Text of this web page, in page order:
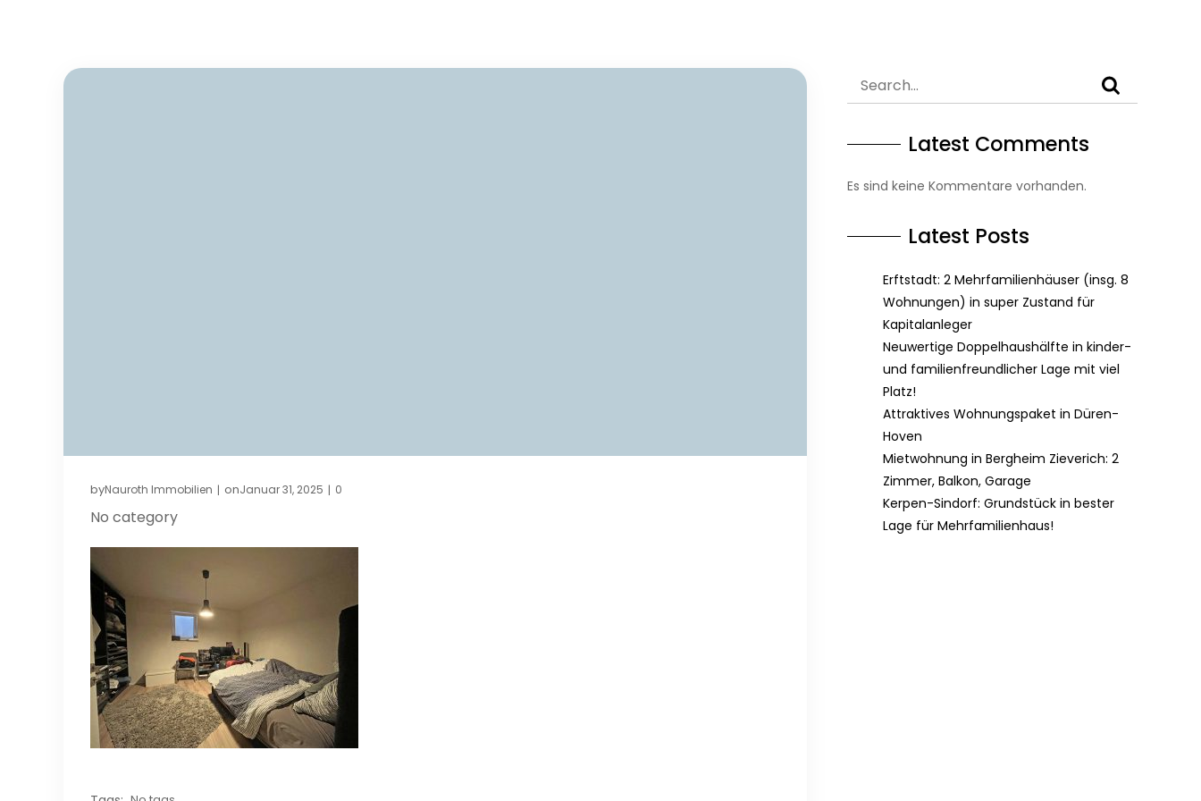
byNauroth Immobilien | onJanuar 31, 2025 | 0
No category
Latest Comments
Es sind keine Kommentare vorhanden.
Latest Posts
Erftstadt: 2 Mehrfamilienhäuser (insg. 8
Wohnungen) in super Zustand für
Kapitalanleger
Neuwertige Doppelhaushälfte in kinder-
und familienfreundlicher Lage mit viel
Platz!
Attraktives Wohnungspaket in Düren-
Hoven
Mietwohnung in Bergheim Zieverich: 2
Zimmer, Balkon, Garage
Kerpen-Sindorf: Grundstück in bester
Lage für Mehrfamilienhaus!